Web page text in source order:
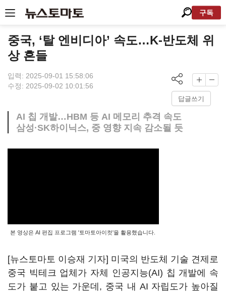
구독
중국, ‘탈 엔비디아’ 속도…K-반도체 위
상 흔들
입력: 2025-09-01 15:58:06
수정: 2025-09-02 10:01:56
답글쓰기
AI 칩 개발…HBM 등 AI 메모리 추격 속도
삼성·SK하이닉스, 중 영향 지속 감소될 듯
본 영상은 AI 편집 프로그램 '토마토아이컷'을 활용했습니다.
[뉴스토마토 이승재 기자] 미국의 반도체 기술 견제로
중국 빅테크 업체가 자체 인공지능(AI) 칩 개발에 속
도가 붙고 있는 가운데, 중국 내 AI 자립도가 높아질